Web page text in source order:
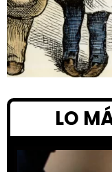
LO